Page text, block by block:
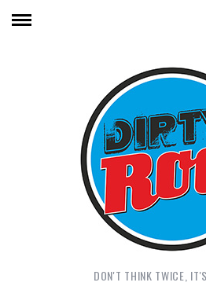
DON'T THINK TWICE,